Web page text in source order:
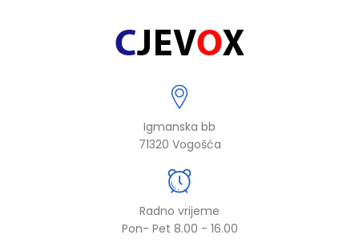
Igmanska bb
71320 Vogošća
Radno vrijeme
Pon- Pet 8.00 - 16.00